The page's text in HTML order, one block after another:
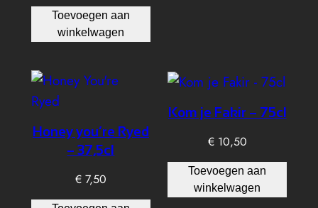
Toevoegen aan
winkelwagen
Honey you’re Ryed
– 37,5cl
€7,50
Kom je Fakir – 75cl
€10,50
Toevoegen aan
winkelwagen